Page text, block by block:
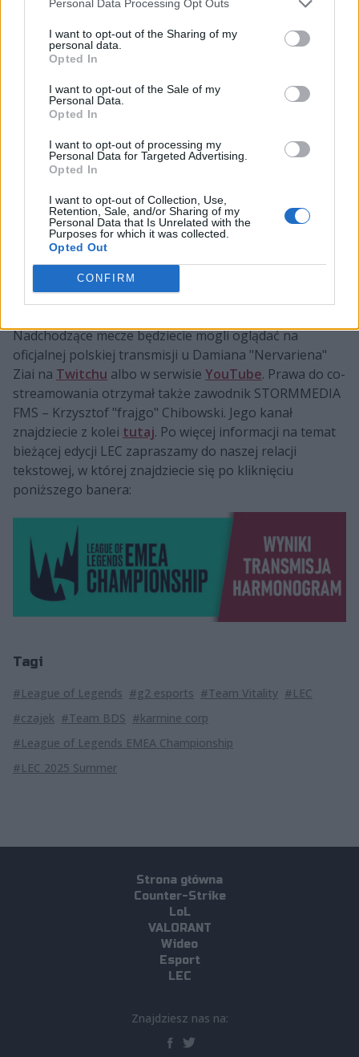
Personal Data Processing Opt Outs
I want to opt-out of the Sharing of my
personal data.
Opted In
I want to opt-out of the Sale of my
Personal Data.
Opted In
I want to opt-out of processing my
Personal Data for Targeted Advertising.
Opted In
I want to opt-out of Collection, Use,
Retention, Sale, and/or Sharing of my
Personal Data that Is Unrelated with the
Purposes for which it was collected.
Opted Out
CONFIRM
poszedł po ich myśli, to w tym jak na razie wyglądają
fantastycznie. Dość powiedzieć, że wczoraj roznieśli
mówi, że dziś również G2 powinno triumfować 2:0.
Pytanie tylko, jak mocno podopieczni Dylana Falco będą
Harmonogram trzeciego dnia trzeciej
19 sierpnia
19:00 G2 vs
Nadchodzące mecze będziecie mogli oglądać na
oficjalnej polskiej transmisji u Damiana "Nervariena"
Ziai na Twitchu albo w serwisie YouTube. Prawa do co-
streamowania otrzymał także zawodnik STORMMEDIA
FMS – Krzysztof "frajgo" Chibowski. Jego kanał
znajdziecie z kolei tutaj. Po więcej informacji na temat
bieżącej edycji LEC zapraszamy do naszej relacji
tekstowej, w której znajdziecie się po kliknięciu
poniższego banera:
Tagi
#League of Legends #g2 esports #Team Vitality #LEC
#czajek #Team BDS #karmine corp
#League of Legends EMEA Championship
#LEC 2025 Summer
Strona główna
Counter-Strike
LoL
VALORANT
Wideo
Esport
LEC
Znajdziesz nas na: